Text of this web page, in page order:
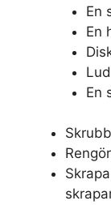
En
En
En